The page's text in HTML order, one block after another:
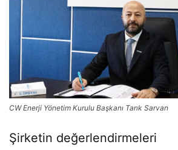
CW Enerji Yönetim Kurulu Başkanı Tarık Sarvan
Şirketin değerlendirmeleri